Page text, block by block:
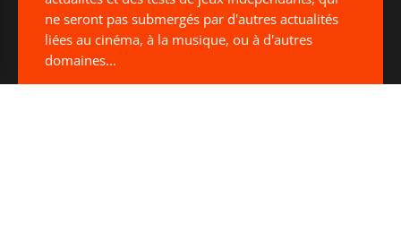
ne seront pas submergés par d'autres actualités
liées au cinéma, à la musique, ou à d'autres
domaines...